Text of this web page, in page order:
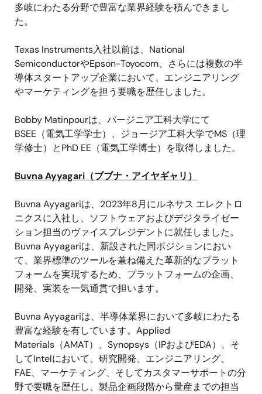
多岐にわたる分野で豊富な業界経験を積んできまし
た。
Texas Instruments入社以前は、 National
SemiconductorやEpson-Toyocom、さらには複数の半
導体スタートアップ企業において、エンジニアリング
やマーケティングを担う要職を歴任しました。
Bobby Matinpourは、バージニア工科大学にて
BSEE （電気工学学士）、ジョージア工科大学でMS （理
学修士）とPhD EE （電気工学博士）を取得しました。
Buvna Ayyagari （ブブナ・アイヤギャリ）
Buvna Ayyagariは、 2023年8月にルネサス エレクトロ
ニクスに入社し、ソフトウェアおよびデジタライゼー
ション担当のヴァイスプレジデントに就任しました。
Buvna Ayyagariは、新設された同ポジションにおい
て、業界標準のツールを兼ね備えた革新的なプラット
フォームを実現するため、プラットフォームの企画、
開発、実装を一気通貫で担います。
Buvna Ayyagariは、半導体業界において多岐にわたる
豊富な経験を有しています。 Applied
Materials （AMAT）、 Synopsys （IPおよびEDA）、そ
してIntelにおいて、研究開発、エンジニアリング、
FAE、マーケティング、そしてカスタマーサポートの分
野で要職を歴任し、製品企画段階から量産までの担当